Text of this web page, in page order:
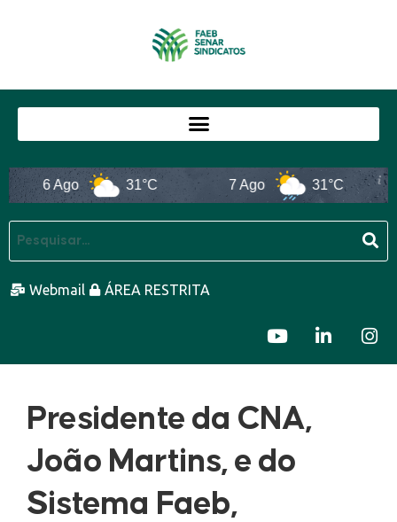
6 Ago 31°C 7 Ago 31°C
Webmail ÁREA RESTRITA
Presidente da CNA,
João Martins, e do
Sistema Faeb,